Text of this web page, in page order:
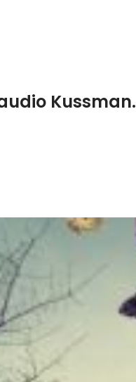
Kussman.